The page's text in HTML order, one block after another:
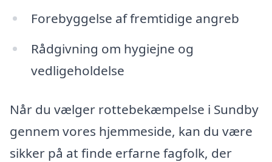
Forebyggelse af fremtidige angreb
Rådgivning om hygiejne og
vedligeholdelse
Når du vælger rottebekæmpelse i Sundby
gennem vores hjemmeside, kan du være
sikker på at finde erfarne fagfolk, der